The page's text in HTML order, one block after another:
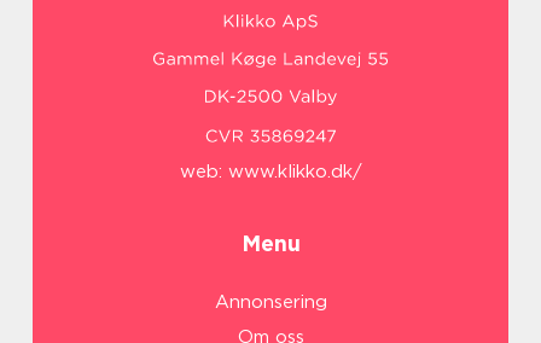
web: www.klikko.dk/
Menu
Annonsering
Om oss